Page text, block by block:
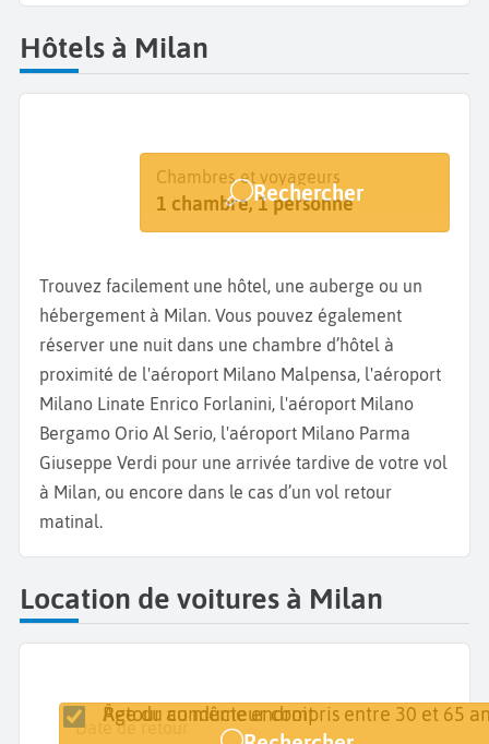
Hôtels à Milan
Destination
Milan
Dates
Dates de votre séjour
Chambres et voyageurs
1 chambre, 1 personne
Rechercher
Trouvez facilement une hôtel, une auberge ou un
hébergement à Milan. Vous pouvez également
réserver une nuit dans une chambre d’hôtel à
proximité de l'aéroport Milano Malpensa, l'aéroport
Milano Linate Enrico Forlanini, l'aéroport Milano
Bergamo Orio Al Serio, l'aéroport Milano Parma
Giuseppe Verdi pour une arrivée tardive de votre vol
à Milan, ou encore dans le cas d’un vol retour
matinal.
Location de voitures à Milan
Lieu de retrait
Date de retrait
Date de retour
Retour au même endroit
Âge du conducteur compris entre 30 et 65